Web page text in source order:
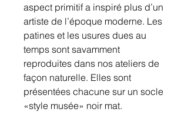
aspect primitif a inspiré plus d’un
artiste de l’époque moderne. Les
patines et les usures dues au
temps sont savamment
reproduites dans nos ateliers de
façon naturelle. Elles sont
présentées chacune sur un socle
«style musée» noir mat.